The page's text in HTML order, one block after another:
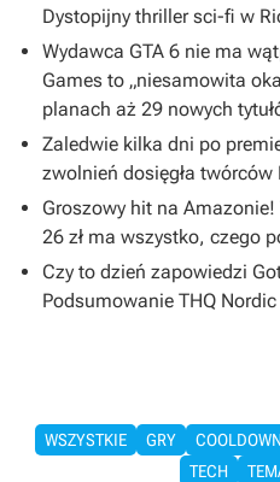
Dystopijny thriller sci-fi w
Wydawca GTA 6 nie ma
Games to „niesamowita
planach aż 29 nowych
Zaledwie kilka dni po
zwolnień dosięgła
Groszowy hit na
26 zł ma wszystko, czego
Czy to dzień zapowiedzi
Podsumowanie THQ
WSZYSTKIE GRY COOLDOWN
TECH